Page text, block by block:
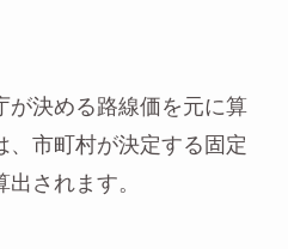
が決める路線価を元に算
、市町村が決定する固定
されます。